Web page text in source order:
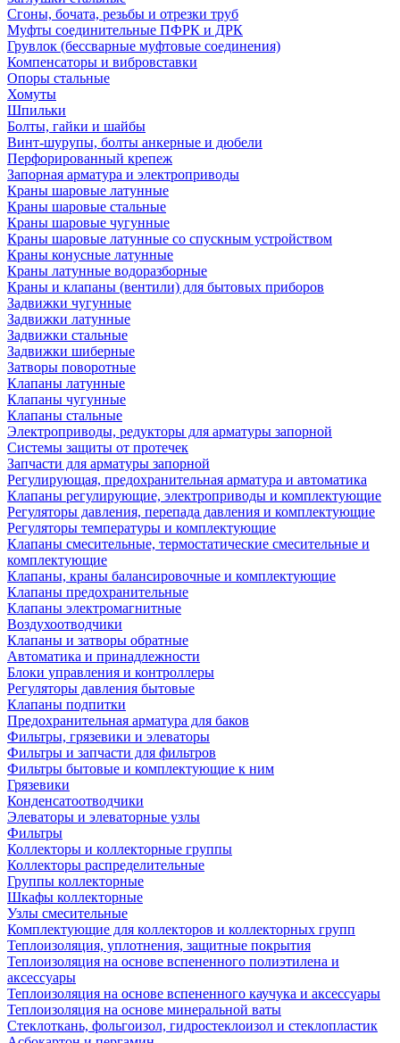
Сгоны, бочата, резьбы и отрезки труб
Муфты соединительные ПФРК и ДРК
Грувлок (бессварные муфтовые соединения)
Компенсаторы и вибровставки
Опоры стальные
Хомуты
Шпильки
Болты, гайки и шайбы
Винт-шурупы, болты анкерные и дюбели
Перфорированный крепеж
Запорная арматура и электроприводы
Краны шаровые латунные
Краны шаровые стальные
Краны шаровые чугунные
Краны шаровые латунные со спускным устройством
Краны конусные латунные
Краны латунные водоразборные
Краны и клапаны (вентили) для бытовых приборов
Задвижки чугунные
Задвижки латунные
Задвижки стальные
Задвижки шиберные
Затворы поворотные
Клапаны латунные
Клапаны чугунные
Клапаны стальные
Электроприводы, редукторы для арматуры запорной
Системы защиты от протечек
Запчасти для арматуры запорной
Регулирующая, предохранительная арматура и автоматика
Клапаны регулирующие, электроприводы и комплектующие
Регуляторы давления, перепада давления и комплектующие
Регуляторы температуры и комплектующие
Клапаны смесительные, термостатические смесительные и
комплектующие
Клапаны, краны балансировочные и комплектующие
Клапаны предохранительные
Клапаны электромагнитные
Воздухоотводчики
Клапаны и затворы обратные
Автоматика и принадлежности
Блоки управления и контроллеры
Регуляторы давления бытовые
Клапаны подпитки
Предохранительная арматура для баков
Фильтры, грязевики и элеваторы
Фильтры и запчасти для фильтров
Фильтры бытовые и комплектующие к ним
Грязевики
Конденсатоотводчики
Элеваторы и элеваторные узлы
Фильтры
Коллекторы и коллекторные группы
Коллекторы распределительные
Группы коллекторные
Шкафы коллекторные
Узлы смесительные
Комплектующие для коллекторов и коллекторных групп
Теплоизоляция, уплотнения, защитные покрытия
Теплоизоляция на основе вспененного полиэтилена и
аксессуары
Теплоизоляция на основе вспененного каучука и аксессуары
Теплоизоляция на основе минеральной ваты
Стеклоткань, фольгоизол, гидростеклоизол и стеклопластик